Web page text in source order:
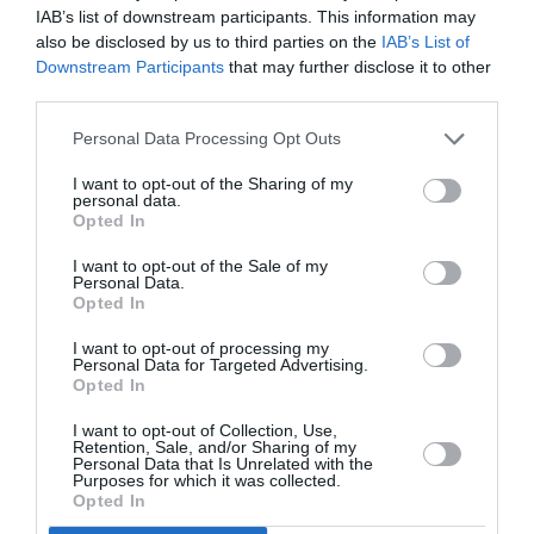
IAB’s list of downstream participants. This information may
also be disclosed by us to third parties on the IAB’s List of
Downstream Participants that may further disclose it to other
Personal Data Processing Opt Outs
I want to opt-out of the Sharing of my
personal data.
Opted In
I want to opt-out of the Sale of my
Personal Data.
Opted In
I want to opt-out of processing my
Personal Data for Targeted Advertising.
Opted In
I want to opt-out of Collection, Use,
Retention, Sale, and/or Sharing of my
Personal Data that Is Unrelated with the
Purposes for which it was collected.
Opted In
Următorul articol
Reggio Calabria, hoți români au atacat un
carabinier
ASEMENEA